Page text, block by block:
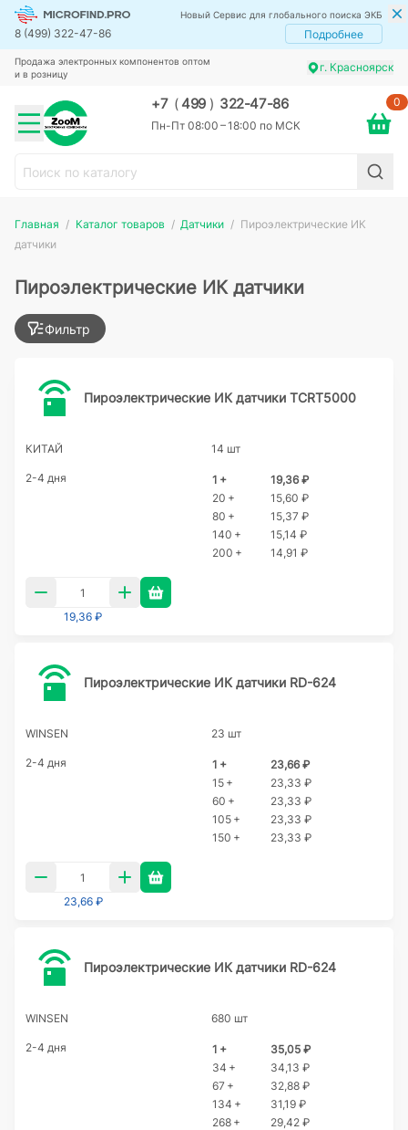
Новый Сервис для глобального поиска ЭКБ
8 (499) 322-47-86 Подробнее
Продажа электронных компонентов оптом
и в розницу
г. Красноярск
+7 (499 ) 322-47-86
Пн-Пт 08:00 – 18:00 по МСК
0
Главная Каталог товаров Датчики
Пироэлектрические ИК
датчики
Пироэлектрические ИК датчики
Фильтр
Пироэлектрические ИК датчики TCRT5000
КИТАЙ 14 шт
2-4 дня 1 +
19,36 ₽
20 +
15,60 ₽
80 +
15,37 ₽
140 +
15,14 ₽
200 +
14,91 ₽
19,36 ₽
Пироэлектрические ИК датчики RD-624
WINSEN 23 шт
2-4 дня 1 +
23,66 ₽
15 +
23,33 ₽
60 +
23,33 ₽
105 +
23,33 ₽
150 +
23,33 ₽
23,66 ₽
Пироэлектрические ИК датчики RD-624
WINSEN 680 шт
2-4 дня 1 +
35,05 ₽
34 +
34,13 ₽
67 +
32,88 ₽
134 +
31,19 ₽
268 +
29,42 ₽